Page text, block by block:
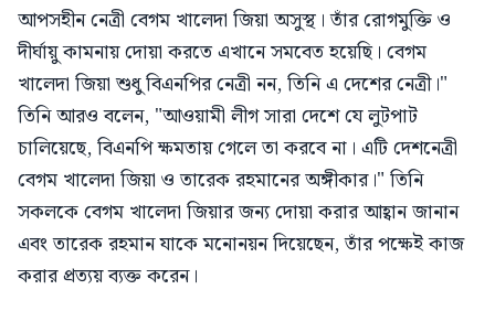
আপসহীন নেত্রী বেগম খালেদা জিয়া অসুস্থ। তাঁর রোগমুক্তি ও
দীর্ঘায়ু কামনায় দোয়া করতে এখানে সমবেত হয়েছি। বেগম
খালেদা জিয়া শুধু বিএনপির নেত্রী নন, তিনি এ দেশের নেত্রী।"
তিনি আরও বলেন, "আওয়ামী লীগ সারা দেশে যে লুটপাট
চালিয়েছে, বিএনপি ক্ষমতায় গেলে তা করবে না। এটি দেশনেত্রী
বেগম খালেদা জিয়া ও তারেক রহমানের অঙ্গীকার।" তিনি
সকলকে বেগম খালেদা জিয়ার জন্য দোয়া করার আহ্বান জানান
এবং তারেক রহমান যাকে মনোনয়ন দিয়েছেন, তাঁর পক্ষেই কাজ
করার প্রত্যয় ব্যক্ত করেন।